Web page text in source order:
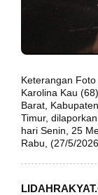
Keterangan
Karolina Kau
Barat,
Timur,
hari Senin, 25
Rabu, (27/5/